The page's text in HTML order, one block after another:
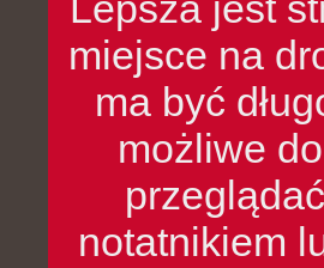
miejsce na
ma być
możliwe
notatnikiem